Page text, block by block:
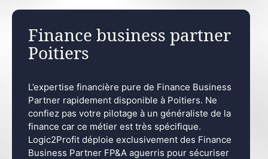
Finance business partner
Poitiers
L’expertise financière pure de Finance Business
Partner rapidement disponible à Poitiers. Ne
confiez pas votre pilotage à un généraliste de la
finance car ce métier est très spécifique.
Logic2Profit déploie exclusivement des Finance
Business Partner FP&A aguerris pour sécuriser